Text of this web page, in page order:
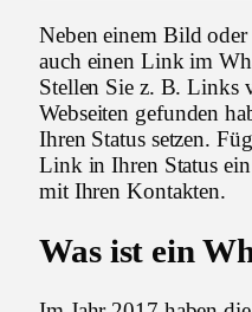
Neben einem Bild
auch einen Link im
Stellen Sie z. B. Links
Webseiten gefunden
Ihren Status setzen.
Link in Ihren Status
mit Ihren Kontakten.
Was ist ein